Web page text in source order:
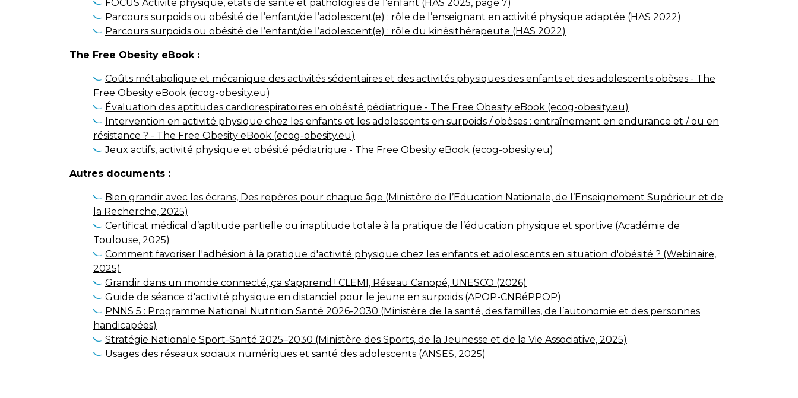
FOCUS Activité physique, états de santé et pathologies de l’enfant (HAS 2025, page 7)
Parcours surpoids ou obésité de l’enfant/de l’adolescent(e) : rôle de l’enseignant en activité physique adaptée (HAS 2022)
Parcours surpoids ou obésité de l’enfant/de l’adolescent(e) : rôle du kinésithérapeute (HAS 2022)
The Free Obesity eBook :
Coûts métabolique et mécanique des activités sédentaires et des activités physiques des enfants et des adolescents obèses - The
Free Obesity eBook (ecog-obesity.eu)
Évaluation des aptitudes cardiorespiratoires en obésité pédiatrique - The Free Obesity eBook (ecog-obesity.eu)
Intervention en activité physique chez les enfants et les adolescents en surpoids / obèses : entraînement en endurance et / ou en
résistance ? - The Free Obesity eBook (ecog-obesity.eu)
Jeux actifs, activité physique et obésité pédiatrique - The Free Obesity eBook (ecog-obesity.eu)
Autres documents :
Bien grandir avec les écrans, Des repères pour chaque âge (Ministère de l’Education Nationale, de l’Enseignement Supérieur et de
la Recherche, 2025)
Certificat médical d’aptitude partielle ou inaptitude totale à la pratique de l’éducation physique et sportive (Académie de
Toulouse, 2025)
Comment favoriser l'adhésion à la pratique d'activité physique chez les enfants et adolescents en situation d'obésité ? (Webinaire,
2025)
Grandir dans un monde connecté, ça s'apprend ! CLEMI, Réseau Canopé, UNESCO (2026)
Guide de séance d'activité physique en distanciel pour le jeune en surpoids (APOP-CNRéPPOP)
PNNS 5 : Programme National Nutrition Santé 2026-2030 (Ministère de la santé, des familles, de l’autonomie et des personnes
handicapées)
Stratégie Nationale Sport-Santé 2025–2030 (Ministère des Sports, de la Jeunesse et de la Vie Associative, 2025)
Usages des réseaux sociaux numériques et santé des adolescents (ANSES, 2025)